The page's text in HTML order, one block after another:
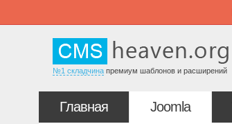
№1 складчина премиум шаблонов и расширений
Главная Joomla